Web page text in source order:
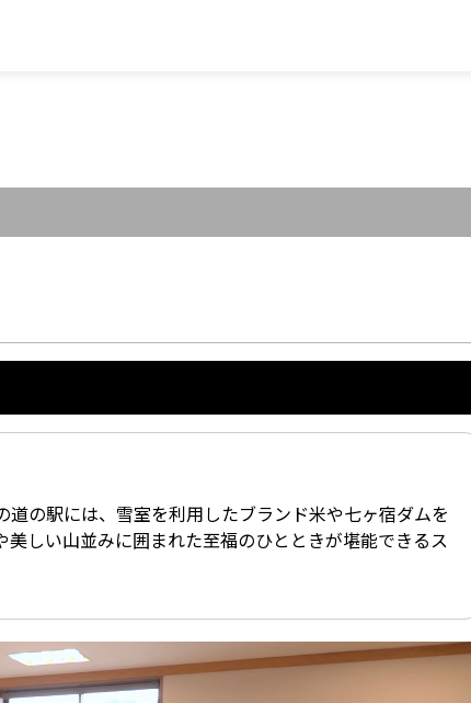
の駅には、雪室を利用したブランド米や七ヶ宿ダムを
しい山並みに囲まれた至福のひとときが堪能できるス